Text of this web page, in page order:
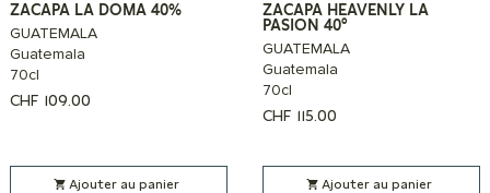
ZACAPA LA DOMA 40%
GUATEMALA
Guatemala
70cl
CHF 109.00
Ajouter au panier
ZACAPA HEAVENLY LA
PASION 40°
GUATEMALA
Guatemala
70cl
CHF 115.00
Ajouter au panier